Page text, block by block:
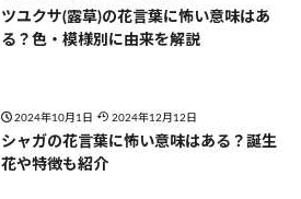
ツユクサ(露草)の花言葉に怖い意味はあ
る？色・模様別に由来を解説
2024年10月1日 2024年12月12日
シャガの花言葉に怖い意味はある？誕生
花や特徴も紹介